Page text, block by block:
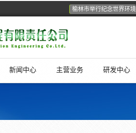
榆林市举行纪念世界环境
新闻中心 主营业务 研发中心